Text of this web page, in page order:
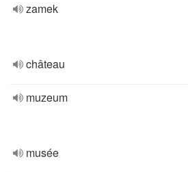
zamek
château
muzeum
musée